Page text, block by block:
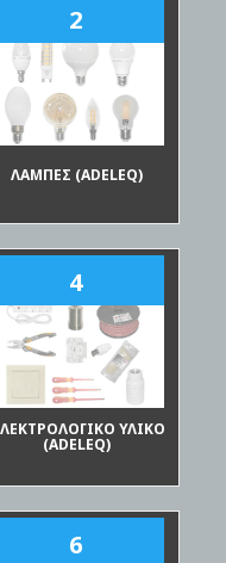
2
ΛΑΜΠΕΣ (ADELEQ)
4
ΥΛΙΚΟ
(ADELEQ)
6